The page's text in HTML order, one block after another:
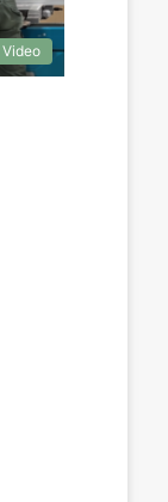
Video